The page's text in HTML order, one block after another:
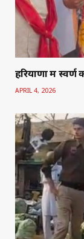
हरियाणा में
APRIL 4, 2026